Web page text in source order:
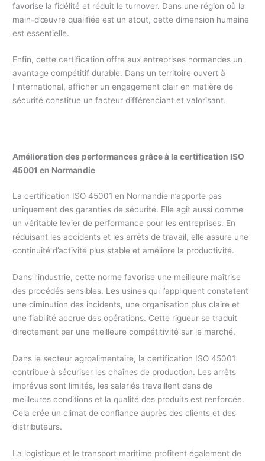
favorise la fidélité et réduit le turnover. Dans une région où la
main-d’œuvre qualifiée est un atout, cette dimension humaine
est essentielle.
Enfin, cette certification offre aux entreprises normandes un
avantage compétitif durable. Dans un territoire ouvert à
l’international, afficher un engagement clair en matière de
sécurité constitue un facteur différenciant et valorisant.
Amélioration des performances grâce à la certification ISO
45001 en Normandie
La certification ISO 45001 en Normandie n’apporte pas
uniquement des garanties de sécurité. Elle agit aussi comme
un véritable levier de performance pour les entreprises. En
réduisant les accidents et les arrêts de travail, elle assure une
continuité d’activité plus stable et améliore la productivité.
Dans l’industrie, cette norme favorise une meilleure maîtrise
des procédés sensibles. Les usines qui l’appliquent constatent
une diminution des incidents, une organisation plus claire et
une fiabilité accrue des opérations. Cette rigueur se traduit
directement par une meilleure compétitivité sur le marché.
Dans le secteur agroalimentaire, la certification ISO 45001
contribue à sécuriser les chaînes de production. Les arrêts
imprévus sont limités, les salariés travaillent dans de
meilleures conditions et la qualité des produits est renforcée.
Cela crée un climat de confiance auprès des clients et des
distributeurs.
La logistique et le transport maritime profitent également de